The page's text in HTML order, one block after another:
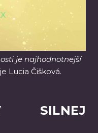
je najhodnotnejší
Lucia Čišková.
SILNEJ